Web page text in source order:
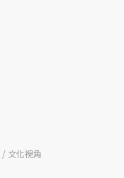
文化視角